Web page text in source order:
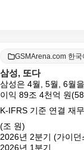
GSMArena.com 한국
삼성, 또다
삼성은 4월, 5월, 6월
이익 89조 4천억 원
K-IFRS 기준 연결 재
(조 원)
2026년 2분기 (가이던
2026년 1분기